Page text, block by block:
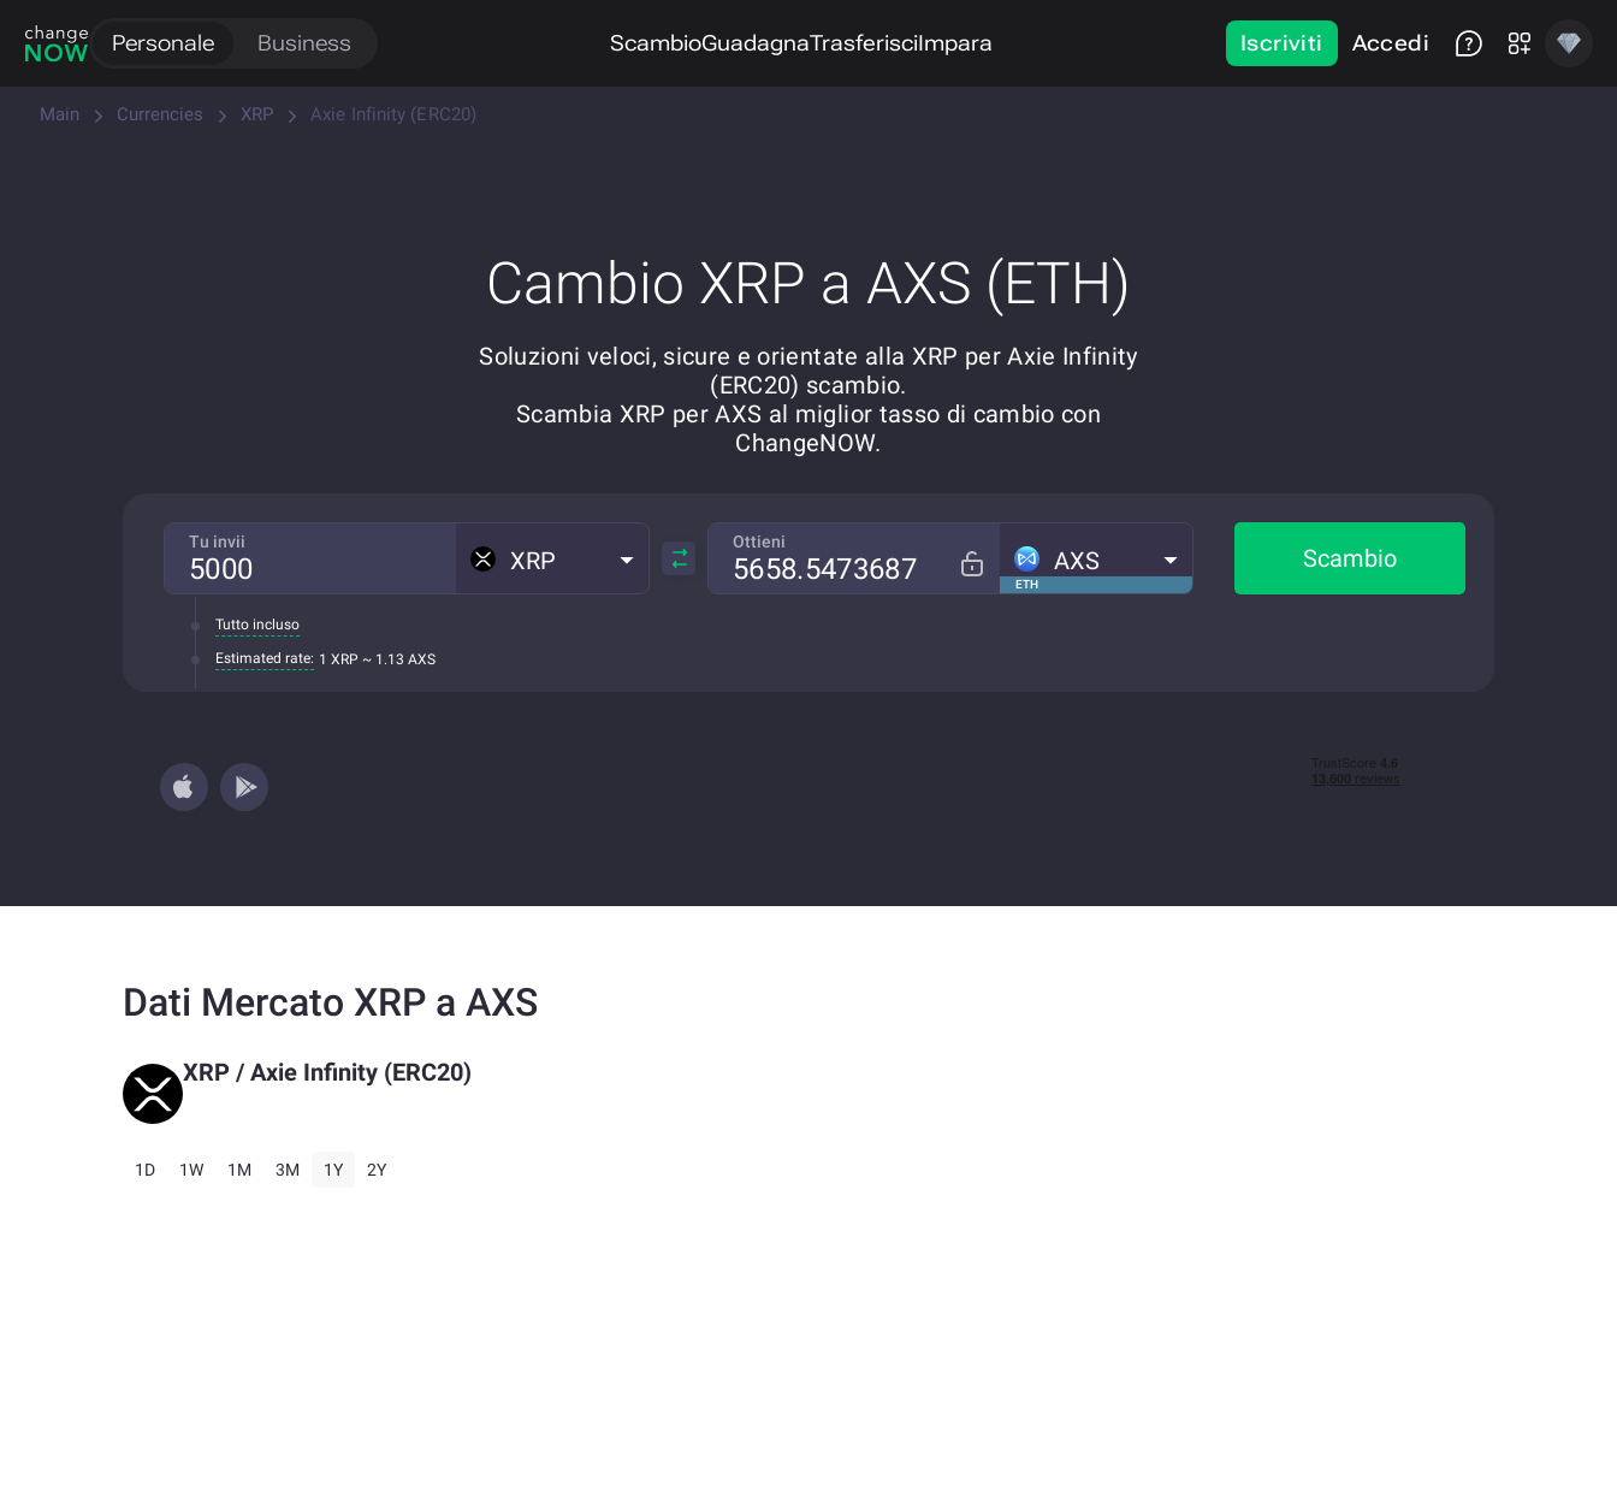
Personale Business ScambioGuadagnaTrasferisciImpara Iscriviti Accedi
Main Currencies XRP Axie Infinity (ERC20)
Cambio XRP a AXS (ETH)
Soluzioni veloci, sicure e orientate alla XRP per Axie Infinity
(ERC20) scambio.
Scambia XRP per AXS al miglior tasso di cambio con
ChangeNOW.
Tu invii
XRP
Tutto incluso
Estimated rate: 1 XRP ~ 1.13 AXS
Ottieni
ETH
AXS Scambio
Dati Mercato XRP a AXS
XRP / Axie Infinity (ERC20)
1D 1W 1M 3M 1Y 2Y